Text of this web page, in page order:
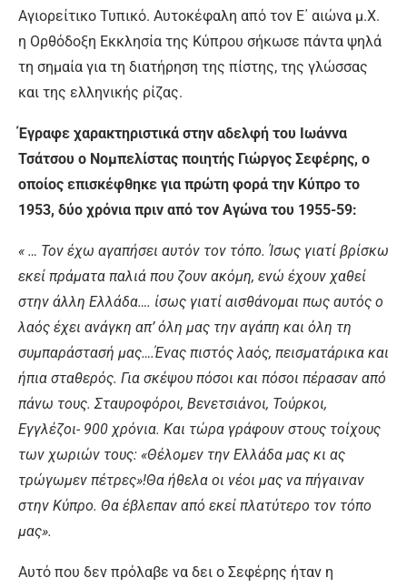
Αγιορείτικο Τυπικό. Αυτοκέφαλη από τον Ε΄ αιώνα μ.Χ.
η Ορθόδοξη Εκκλησία της Κύπρου σήκωσε πάντα ψηλά
τη σημαία για τη διατήρηση της πίστης, της γλώσσας
και της ελληνικής ρίζας.
Έγραφε χαρακτηριστικά στην αδελφή του Ιωάννα
Τσάτσου ο Νομπελίστας ποιητής Γιώργος Σεφέρης, ο
οποίος επισκέφθηκε για πρώτη φορά την Κύπρο το
1953, δύο χρόνια πριν από τον Αγώνα του 1955-59:
« … Τον έχω αγαπήσει αυτόν τον τόπο. Ίσως γιατί βρίσκω
εκεί πράματα παλιά που ζουν ακόμη, ενώ έχουν χαθεί
στην άλλη Ελλάδα…. ίσως γιατί αισθάνομαι πως αυτός ο
λαός έχει ανάγκη απ’ όλη μας την αγάπη και όλη τη
συμπαράστασή μας….Ένας πιστός λαός, πεισματάρικα και
ήπια σταθερός. Για σκέψου πόσοι και πόσοι πέρασαν από
πάνω τους. Σταυροφόροι, Βενετσιάνοι, Τούρκοι,
Εγγλέζοι- 900 χρόνια. Και τώρα γράφουν στους τοίχους
των χωριών τους: «Θέλομεν την Ελλάδα μας κι ας
τρώγωμεν πέτρες»!Θα ήθελα οι νέοι μας να πήγαιναν
στην Κύπρο. Θα έβλεπαν από εκεί πλατύτερο τον τόπο
μας».
Αυτό που δεν πρόλαβε να δει ο Σεφέρης ήταν η